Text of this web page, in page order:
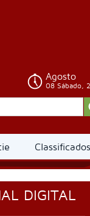
Agosto
08 Sábado,
Classificados
DIGITAL